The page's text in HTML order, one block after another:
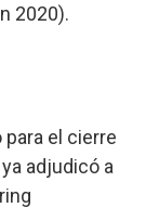
2020).
el cierre
adjudicó a